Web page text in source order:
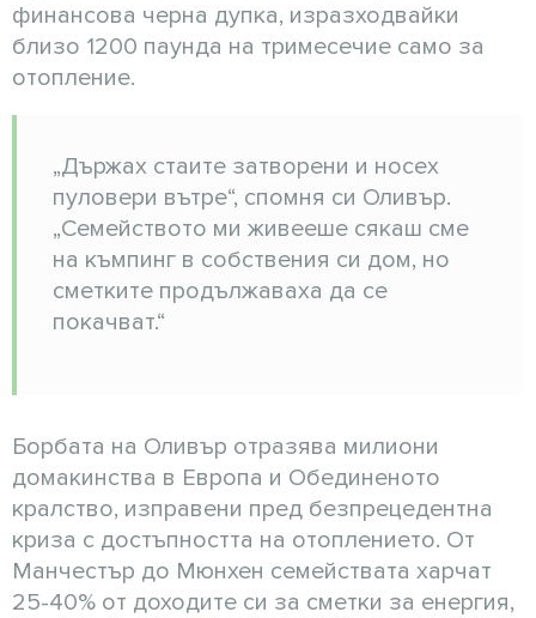
финансова черна дупка, изразходвайки
близо 1200 паунда на тримесечие само за
отопление.
„Държах стаите затворени и носех
пуловери вътре“, спомня си Оливър.
„Семейството ми живееше сякаш сме
на къмпинг в собствения си дом, но
сметките продължаваха да се
покачват.“
Борбата на Оливър отразява милиони
домакинства в Европа и Обединеното
кралство, изправени пред безпрецедентна
криза с достъпността на отоплението. От
Манчестър до Мюнхен семействата харчат
25-40% от доходите си за сметки за енергия,